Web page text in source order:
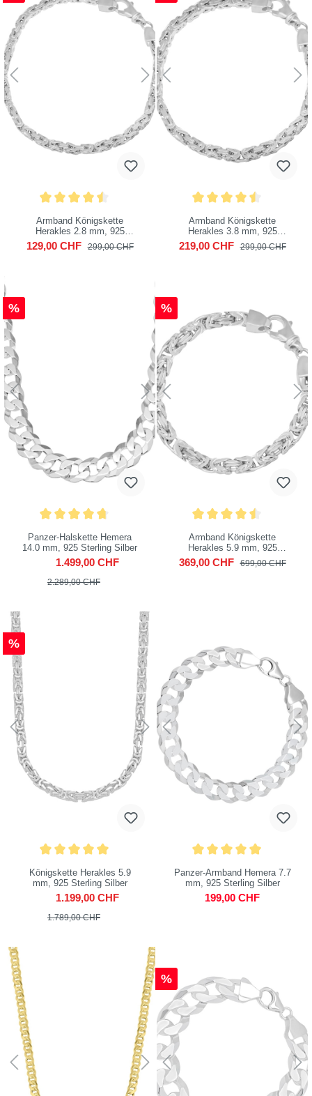
Armband Königskette
Herakles 2.8 mm, 925
Sterling Silber
129,00 CHF 299,00 CHF
Armband Königskette
Herakles 3.8 mm, 925
Sterling Silber
219,00 CHF 299,00 CHF
%
Panzer-Halskette Hemera
14.0 mm, 925 Sterling Silber
1.499,00 CHF
2.289,00 CHF
%
Armband Königskette
Herakles 5.9 mm, 925
Sterling Silber
369,00 CHF 699,00 CHF
%
Königskette Herakles 5.9
mm, 925 Sterling Silber
1.199,00 CHF
1.789,00 CHF
Panzer-Armband Hemera 7.7
mm, 925 Sterling Silber
199,00 CHF
%